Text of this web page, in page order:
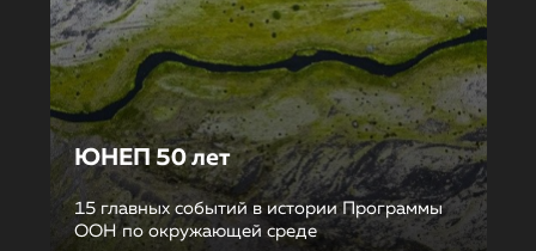
ЮНЕП 50 лет
15 главных событий в истории Программы
ООН по окружающей среде